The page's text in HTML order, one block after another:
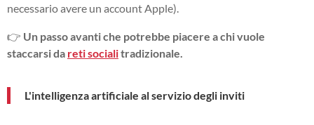
necessario avere un account Apple).
👉 Un passo avanti che potrebbe piacere a chi vuole
staccarsi da reti socialitradizionale.
L'intelligenza artificiale al servizio degli inviti